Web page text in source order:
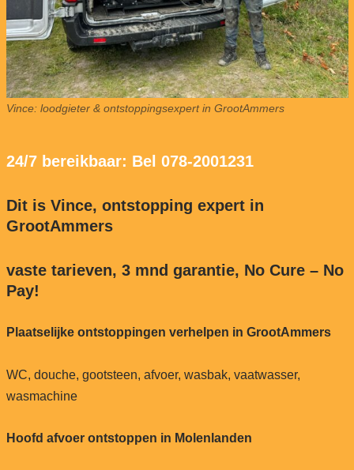
Vince: loodgieter & ontstoppingsexpert in GrootAmmers
24/7 bereikbaar: Bel 078-2001231
Dit is Vince, ontstopping expert in
GrootAmmers
vaste tarieven, 3 mnd garantie, No Cure – No
Pay!
Plaatselijke ontstoppingen verhelpen in GrootAmmers
WC, douche, gootsteen, afvoer, wasbak, vaatwasser,
wasmachine
Hoofd afvoer ontstoppen in Molenlanden